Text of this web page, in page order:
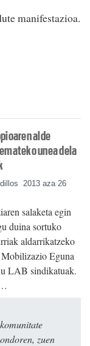
manifestazioa.
alde
unea dela
2013 aza 26
salaketa egin
duina sortuko
aldarrikatzeko
Eguna
LAB sindikatuak.
zuen